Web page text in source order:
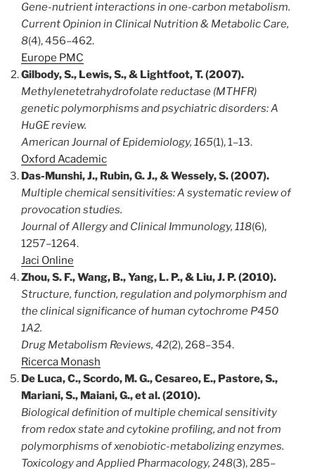
Gene-nutrient interactions in one-carbon metabolism.
Current Opinion in Clinical Nutrition & Metabolic Care,
8(4), 456–462.
Europe PMC
Gilbody, S., Lewis, S., & Lightfoot, T. (2007).
Methylenetetrahydrofolate reductase (MTHFR)
genetic polymorphisms and psychiatric disorders: A
HuGE review.
American Journal of Epidemiology, 165(1), 1–13.
Oxford Academic
Das-Munshi, J., Rubin, G. J., & Wessely, S. (2007).
Multiple chemical sensitivities: A systematic review of
provocation studies.
Journal of Allergy and Clinical Immunology, 118(6),
1257–1264.
Jaci Online
Zhou, S. F., Wang, B., Yang, L. P., & Liu, J. P. (2010).
Structure, function, regulation and polymorphism and
the clinical significance of human cytochrome P450
1A2.
Drug Metabolism Reviews, 42(2), 268–354.
Ricerca Monash
De Luca, C., Scordo, M. G., Cesareo, E., Pastore, S.,
Mariani, S., Maiani, G., et al. (2010).
Biological definition of multiple chemical sensitivity
from redox state and cytokine profiling, and not from
polymorphisms of xenobiotic-metabolizing enzymes.
Toxicology and Applied Pharmacology, 248(3), 285–